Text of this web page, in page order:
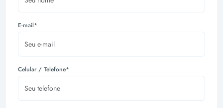
E-mail*
Celular / Telefone*